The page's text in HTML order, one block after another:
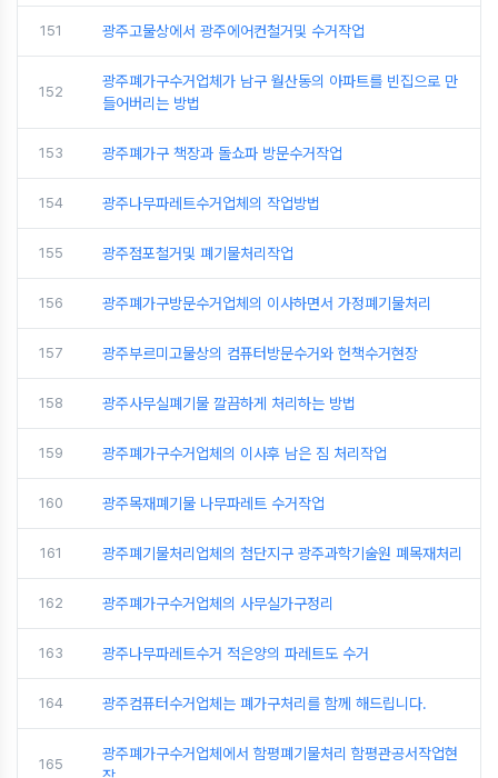
151 광주고물상에서 광주에어컨철거및 수거작업
152
광주폐가구수거업체가 남구 월산동의 아파트를 빈집으로 만
들어버리는 방법
153 광주폐가구 책장과 돌쇼파 방문수거작업
154 광주나무파레트수거업체의 작업방법
155 광주점포철거및 폐기물처리작업
156 광주폐가구방문수거업체의 이사하면서 가정폐기물처리
157 광주부르미고물상의 컴퓨터방문수거와 헌책수거현장
158 광주사무실폐기물 깔끔하게 처리하는 방법
159 광주폐가구수거업체의 이사후 남은 짐 처리작업
160 광주목재폐기물 나무파레트 수거작업
161 광주폐기물처리업체의 첨단지구 광주과학기술원 폐목재처리
162 광주폐가구수거업체의 사무실가구정리
163 광주나무파레트수거 적은양의 파레트도 수거
164 광주컴퓨터수거업체는 폐가구처리를 함께 해드립니다.
165
광주폐가구수거업체에서 함평폐기물처리 함평관공서작업현